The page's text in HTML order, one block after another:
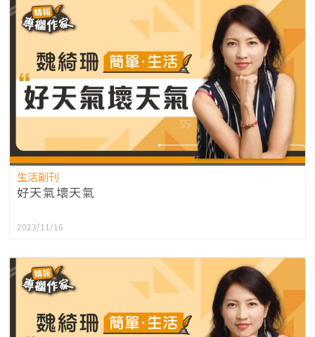
生活副刊
好天氣壞天氣
2023/11/16